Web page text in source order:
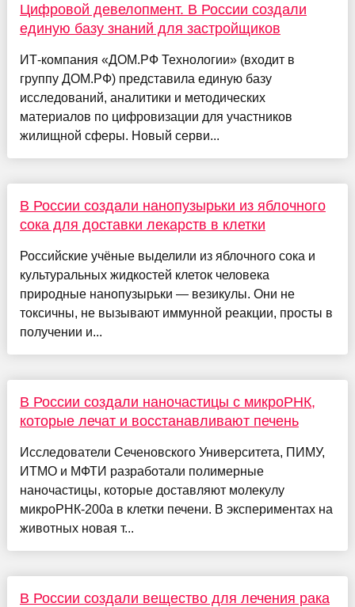
Цифровой девелопмент. В России создали
единую базу знаний для застройщиков
ИТ-компания «ДОМ.РФ Технологии» (входит в
группу ДОМ.РФ) представила единую базу
исследований, аналитики и методических
материалов по цифровизации для участников
жилищной сферы. Новый серви...
В России создали нанопузырьки из яблочного
сока для доставки лекарств в клетки
Российские учёные выделили из яблочного сока и
культуральных жидкостей клеток человека
природные нанопузырьки — везикулы. Они не
токсичны, не вызывают иммунной реакции, просты в
получении и...
В России создали наночастицы с микроРНК,
которые лечат и восстанавливают печень
Исследователи Сеченовского Университета, ПИМУ,
ИТМО и МФТИ разработали полимерные
наночастицы, которые доставляют молекулу
микроРНК-200a в клетки печени. В экспериментах на
животных новая т...
В России создали вещество для лечения рака